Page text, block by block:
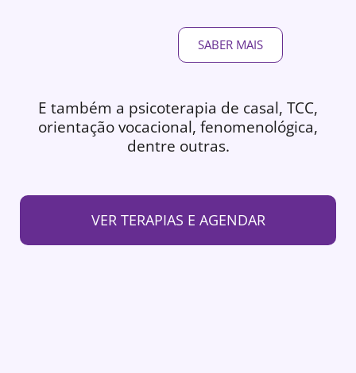
SABER MAIS
E também a psicoterapia de casal, TCC,
orientação vocacional, fenomenológica,
dentre outras.
VER TERAPIAS E AGENDAR